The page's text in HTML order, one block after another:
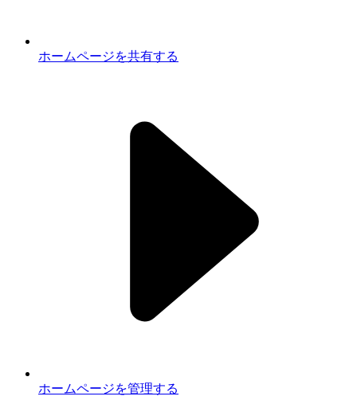
ホームページを共有する
ホームページを管理する